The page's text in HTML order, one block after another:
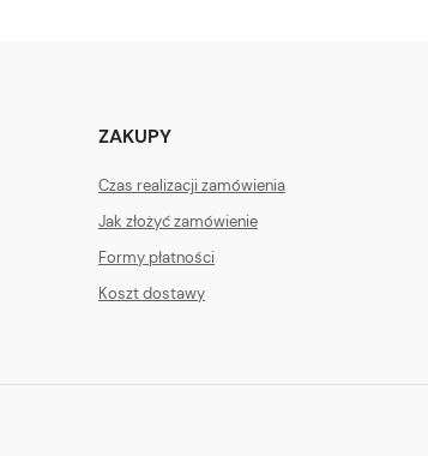
ZAKUPY
Czas realizacji zamówienia
Jak złożyć zamówienie
Formy płatności
Koszt dostawy